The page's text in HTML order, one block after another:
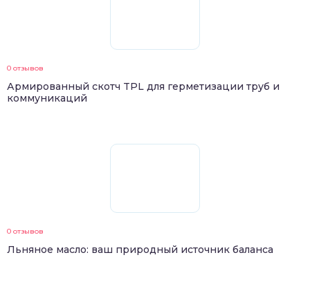
0 отзывов
Армированный скотч TPL для герметизации труб и
коммуникаций
0 отзывов
Льняное масло: ваш природный источник баланса